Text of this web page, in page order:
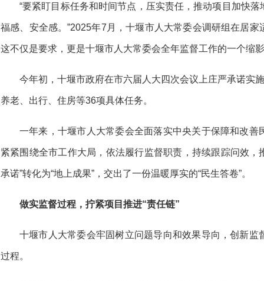
“要紧盯目标任务和时间节点，压实责任，推动项目加快
福感、安全感。”2025年7月，十堰市人大常委会调研组在居
这不仅是要求，更是十堰市人大常委会全年监督工作的一个缩
今年初，十堰市政府在市六届人大四次会议上庄严承诺实
养老、出行、住房等36项具体任务。
一年来，十堰市人大常委会全面落实中央关于保障和改
紧紧围绕全市工作大局，依法履行监督职责，持续跟踪问效，
承诺”转化为“地上成果”，交出了一份温暖厚实的“民生答卷”。
做实监督过程，拧紧项目推进“责任链”
十堰市人大常委会牢固树立问题导向和效果导向，创新
过程。